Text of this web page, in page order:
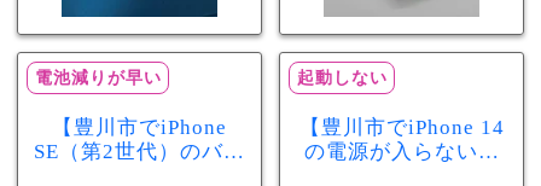
電池減りが早い
【豊川市でiPhone
SE（第2世代）のバッ
起動しない
【豊川市でiPhone 14
の電源が入らない修